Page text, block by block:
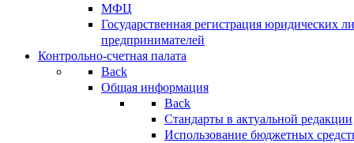
МФЦ
Государственная регистрация юридических
предпринимателей
Контрольно-счетная палата
Back
Общая информация
Back
Стандарты в актуальной редакции
Использование бюджетных